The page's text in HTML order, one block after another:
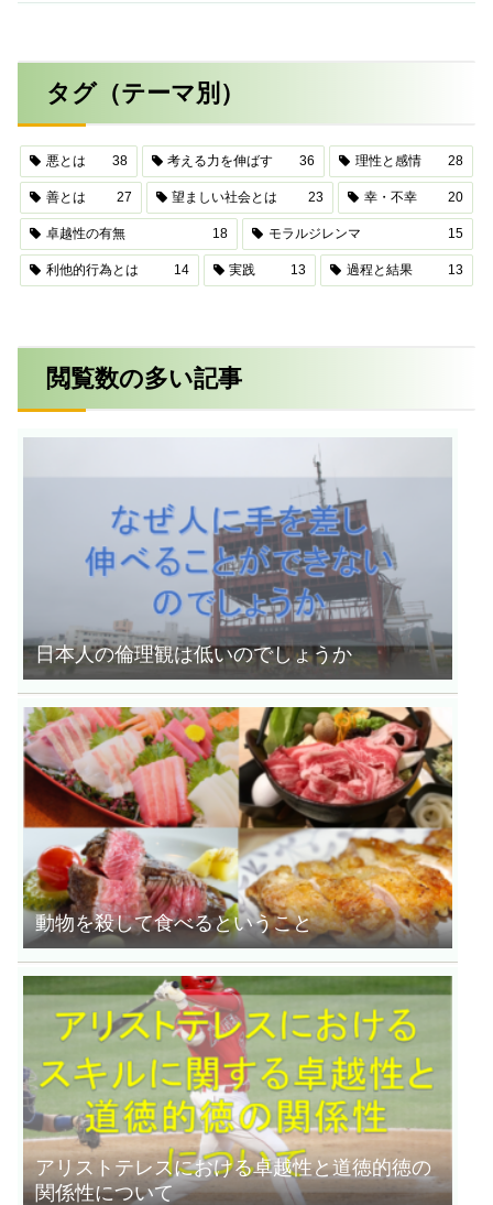
タグ（テーマ別）
悪とは 38 考える力を伸ばす 36 理性と感情 28
善とは 27 望ましい社会とは 23 幸・不幸 20
卓越性の有無 18 モラルジレンマ 15
利他的行為とは 14 実践 13 過程と結果 13
閲覧数の多い記事
日本人の倫理観は低いのでしょうか
動物を殺して食べるということ
アリストテレスにおける卓越性と道徳的徳の
関係性について